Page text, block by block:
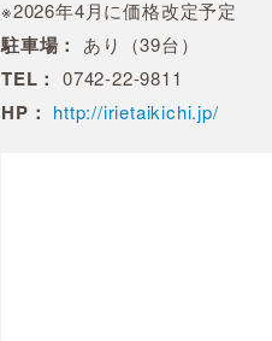
※2026年4月に価格改定予定
駐車場： あり（39台）
TEL： 0742-22-9811
HP： http://irietaikichi.jp/